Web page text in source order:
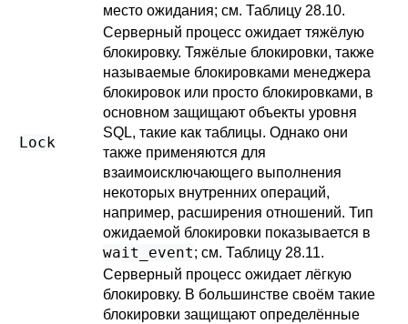
место ожидания; см. Таблицу 28.10.
Lock
Серверный процесс ожидает тяжёлую
блокировку. Тяжёлые блокировки, также
называемые блокировками менеджера
блокировок или просто блокировками, в
основном защищают объекты уровня
SQL, такие как таблицы. Однако они
также применяются для
взаимоисключающего выполнения
некоторых внутренних операций,
например, расширения отношений. Тип
ожидаемой блокировки показывается в
wait_event; см. Таблицу 28.11.
Серверный процесс ожидает лёгкую
блокировку. В большинстве своём такие
блокировки защищают определённые